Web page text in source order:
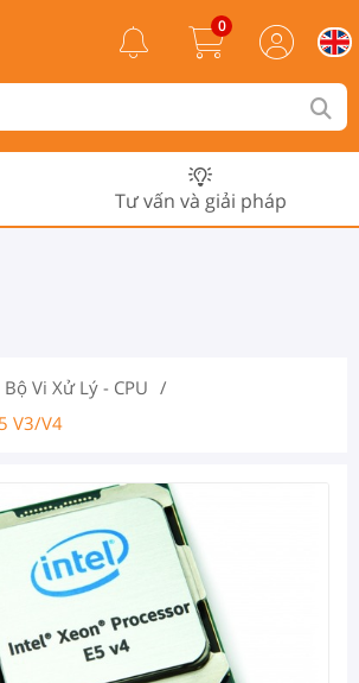
0
Tư vấn và giải pháp
Bộ Vi Xử Lý - CPU
V3/v4